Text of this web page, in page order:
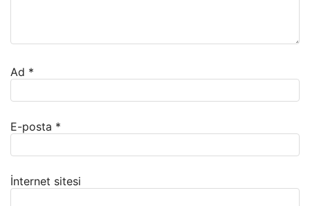
Ad *
E-posta *
İnternet sitesi